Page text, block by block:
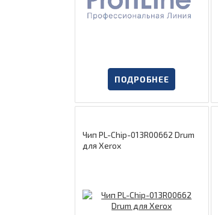
ПОДРОБНЕЕ
Чип PL-Chip-013R00662 Drum
для Xerox